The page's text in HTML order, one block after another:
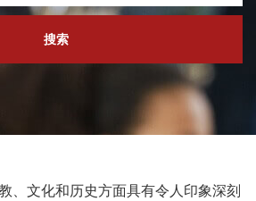
搜索
、文化和历史方面具有令人印象深刻